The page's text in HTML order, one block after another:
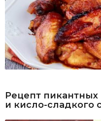
Рецепт
и кисло-сладкого